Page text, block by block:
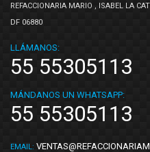
REFACCIONARIA MARIO , ISABEL LA
DF 06880
LLÁMANOS:
55 55305113
MÁNDANOS UN WHATSAPP:
55 55305113
EMAIL: